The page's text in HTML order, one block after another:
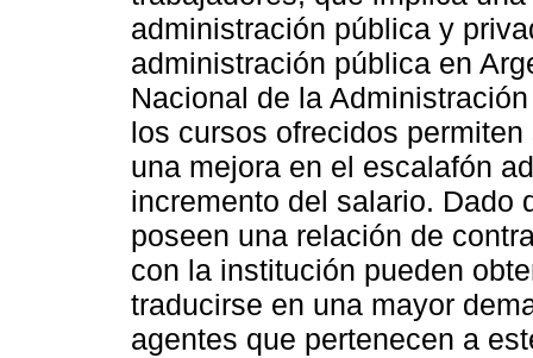
administración pública y
administración pública en
Nacional de la
los cursos ofrecidos
una mejora en el escalafón
incremento del salario. Dado
poseen una relación de
con la institución pueden
traducirse en una mayor
agentes que pertenecen a